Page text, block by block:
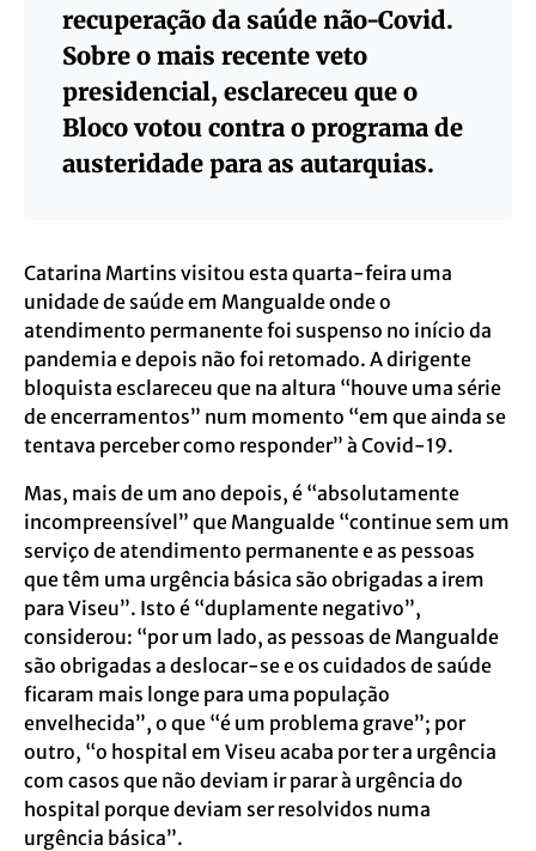
recuperação da saúde não-Covid.
Sobre o mais recente veto
presidencial, esclareceu que o
Bloco votou contra o programa de
austeridade para as autarquias.
Catarina Martins visitou esta quarta-feira uma
unidade de saúde em Mangualde onde o
atendimento permanente foi suspenso no início da
pandemia e depois não foi retomado. A dirigente
bloquista esclareceu que na altura “houve uma série
de encerramentos” num momento “em que ainda se
tentava perceber como responder” à Covid-19.
Mas, mais de um ano depois, é “absolutamente
incompreensível” que Mangualde “continue sem um
serviço de atendimento permanente e as pessoas
que têm uma urgência básica são obrigadas a irem
para Viseu”. Isto é “duplamente negativo”,
considerou: “por um lado, as pessoas de Mangualde
são obrigadas a deslocar-se e os cuidados de saúde
ficaram mais longe para uma população
envelhecida”, o que “é um problema grave”; por
outro, “o hospital em Viseu acaba por ter a urgência
com casos que não deviam ir parar à urgência do
hospital porque deviam ser resolvidos numa
urgência básica”.